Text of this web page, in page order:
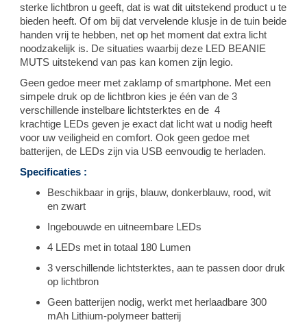
sterke lichtbron u geeft, dat is wat dit uitstekend product u te
bieden heeft. Of om bij dat vervelende klusje in de tuin beide
handen vrij te hebben, net op het moment dat extra licht
noodzakelijk is. De situaties waarbij deze LED BEANIE
MUTS uitstekend van pas kan komen zijn legio.
Geen gedoe meer met zaklamp of smartphone. Met een
simpele druk op de lichtbron kies je één van de 3
verschillende instelbare lichtsterktes en de 4
krachtige LEDs geven je exact dat licht wat u nodig heeft
voor uw veiligheid en comfort. Ook geen gedoe met
batterijen, de LEDs zijn via USB eenvoudig te herladen.
Specificaties :
Beschikbaar in grijs, blauw, donkerblauw, rood, wit
en zwart
Ingebouwde en uitneembare LEDs
4 LEDs met in totaal 180 Lumen
3 verschillende lichtsterktes, aan te passen door druk
op lichtbron
Geen batterijen nodig, werkt met herlaadbare 300
mAh Lithium-polymeer batterij